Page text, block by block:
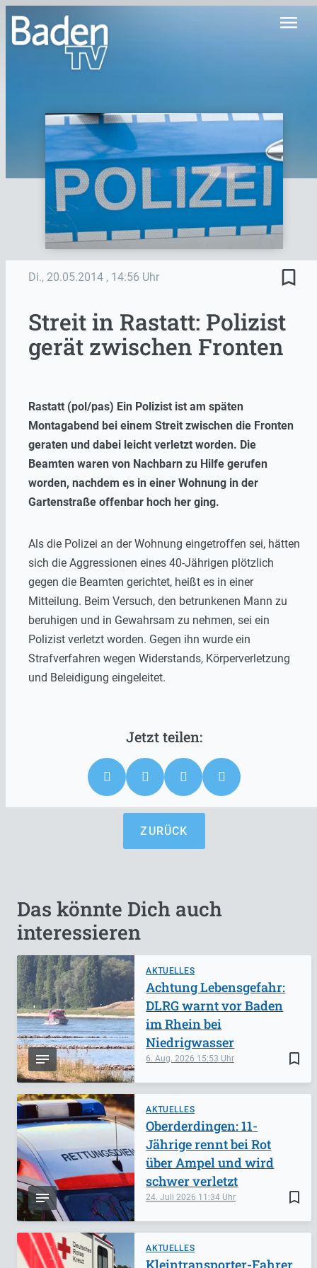
menu
Di., 20.05.2014 , 14:56 Uhr bookmark_border
Streit in Rastatt: Polizist
gerät zwischen Fronten
Rastatt (pol/pas) Ein Polizist ist am späten
Montagabend bei einem Streit zwischen die Fronten
geraten und dabei leicht verletzt worden. Die
Beamten waren von Nachbarn zu Hilfe gerufen
worden, nachdem es in einer Wohnung in der
Gartenstraße offenbar hoch her ging.
Als die Polizei an der Wohnung eingetroffen sei, hätten
sich die Aggressionen eines 40-Jährigen plötzlich
gegen die Beamten gerichtet, heißt es in einer
Mitteilung. Beim Versuch, den betrunkenen Mann zu
beruhigen und in Gewahrsam zu nehmen, sei ein
Polizist verletzt worden. Gegen ihn wurde ein
Strafverfahren wegen Widerstands, Körperverletzung
und Beleidigung eingeleitet.
ZURÜCK
Das könnte Dich auch
interessieren
AKTUELLES
bookmark_border
6. Aug. 2026 15:53
Achtung Lebensgefahr:
DLRG warnt vor Baden
im Rhein bei
Niedrigwasser
AKTUELLES
bookmark_border
24. Juli 2026 11:34
Oberderdingen: 11-
Jährige rennt bei Rot
über Ampel und wird
schwer verletzt
AKTUELLES
Kleintransporter-Fahrer